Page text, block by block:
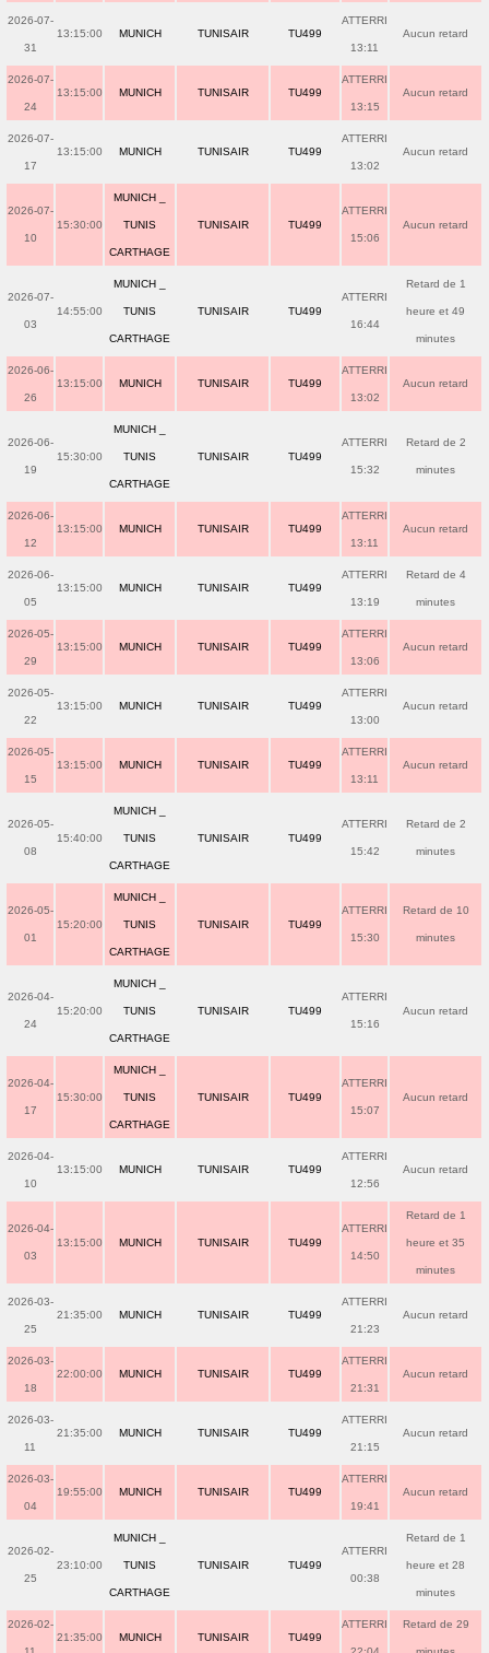
2026-07-
31
13:15:00 MUNICH TUNISAIR TU499
ATTERRI
13:11
Aucun retard
2026-07-
24
13:15:00 MUNICH TUNISAIR TU499
ATTERRI
13:15
Aucun retard
2026-07-
17
13:15:00 MUNICH TUNISAIR TU499
ATTERRI
13:02
Aucun retard
2026-07-
10
15:30:00
MUNICH _
TUNIS
CARTHAGE
TUNISAIR TU499
ATTERRI
15:06
Aucun retard
2026-07-
03
14:55:00
MUNICH _
TUNIS
CARTHAGE
TUNISAIR TU499
ATTERRI
16:44
Retard de 1
heure et 49
minutes
2026-06-
26
13:15:00 MUNICH TUNISAIR TU499
ATTERRI
13:02
Aucun retard
2026-06-
19
15:30:00
MUNICH _
TUNIS
CARTHAGE
TUNISAIR TU499
ATTERRI
15:32
Retard de 2
minutes
2026-06-
12
13:15:00 MUNICH TUNISAIR TU499
ATTERRI
13:11
Aucun retard
2026-06-
05
13:15:00 MUNICH TUNISAIR TU499
ATTERRI
13:19
Retard de 4
minutes
2026-05-
29
13:15:00 MUNICH TUNISAIR TU499
ATTERRI
13:06
Aucun retard
2026-05-
22
13:15:00 MUNICH TUNISAIR TU499
ATTERRI
13:00
Aucun retard
2026-05-
15
13:15:00 MUNICH TUNISAIR TU499
ATTERRI
13:11
Aucun retard
2026-05-
08
15:40:00
MUNICH _
TUNIS
CARTHAGE
TUNISAIR TU499
ATTERRI
15:42
Retard de 2
minutes
2026-05-
01
15:20:00
MUNICH _
TUNIS
CARTHAGE
TUNISAIR TU499
ATTERRI
15:30
Retard de 10
minutes
2026-04-
24
15:20:00
MUNICH _
TUNIS
CARTHAGE
TUNISAIR TU499
ATTERRI
15:16
Aucun retard
2026-04-
17
15:30:00
MUNICH _
TUNIS
CARTHAGE
TUNISAIR TU499
ATTERRI
15:07
Aucun retard
2026-04-
10
13:15:00 MUNICH TUNISAIR TU499
ATTERRI
12:56
Aucun retard
2026-04-
03
13:15:00 MUNICH TUNISAIR TU499
ATTERRI
14:50
Retard de 1
heure et 35
minutes
2026-03-
25
21:35:00 MUNICH TUNISAIR TU499
ATTERRI
21:23
Aucun retard
2026-03-
18
22:00:00 MUNICH TUNISAIR TU499
ATTERRI
21:31
Aucun retard
2026-03-
11
21:35:00 MUNICH TUNISAIR TU499
ATTERRI
21:15
Aucun retard
2026-03-
04
19:55:00 MUNICH TUNISAIR TU499
ATTERRI
19:41
Aucun retard
2026-02-
25
23:10:00
MUNICH _
TUNIS
CARTHAGE
TUNISAIR TU499
ATTERRI
00:38
Retard de 1
heure et 28
minutes
2026-02-
21:35:00 MUNICH TUNISAIR TU499
ATTERRI Retard de 29